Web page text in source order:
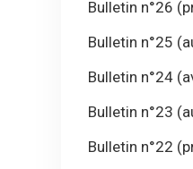
Bulletin n°26
Bulletin n°25
Bulletin n°24
Bulletin n°23
Bulletin n°22